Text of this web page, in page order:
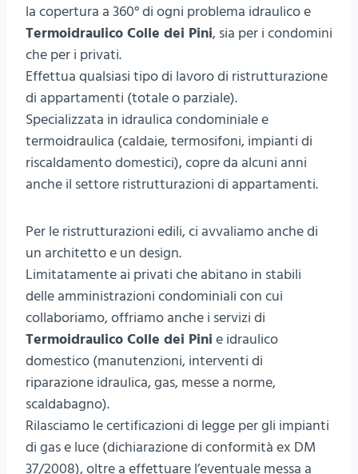
la copertura a 360° di ogni problema idraulico e
Termoidraulico Colle dei Pini, sia per i condomini
che per i privati.
Effettua qualsiasi tipo di lavoro di ristrutturazione
di appartamenti (totale o parziale).
Specializzata in idraulica condominiale e
termoidraulica (caldaie, termosifoni, impianti di
riscaldamento domestici), copre da alcuni anni
anche il settore ristrutturazioni di appartamenti.
Per le ristrutturazioni edili, ci avvaliamo anche di
un architetto e un design.
Limitatamente ai privati che abitano in stabili
delle amministrazioni condominiali con cui
collaboriamo, offriamo anche i servizi di
Termoidraulico Colle dei Pini e idraulico
domestico (manutenzioni, interventi di
riparazione idraulica, gas, messe a norme,
scaldabagno).
Rilasciamo le certificazioni di legge per gli impianti
di gas e luce (dichiarazione di conformità ex DM
37/2008), oltre a effettuare l’eventuale messa a